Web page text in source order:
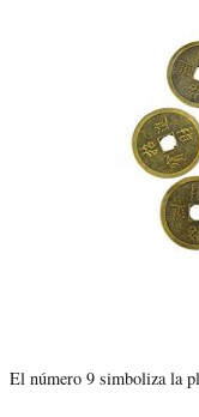
El número 9 simboliza la